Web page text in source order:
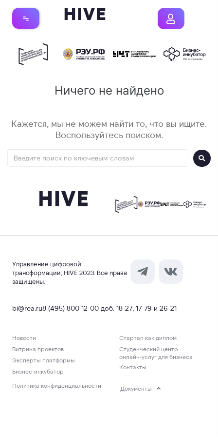
Ничего не найдено
Кажется, мы не можем найти то, что вы ищите.
Воспользуйтесь поиском.
Управление цифровой
трансформации, HIVE 2023. Все права
защищены.
bi@rea.ru8 (495) 800 12-00 доб. 18-27, 17-79 и 26-21
Новости
Витрина проектов
Эксперты платформы
Бизнес-инкубатор
Стартап как диплом
Студенческий центр
онлайн-услуг для бизнеса
Контакты
Политика конфиденциальности Документы